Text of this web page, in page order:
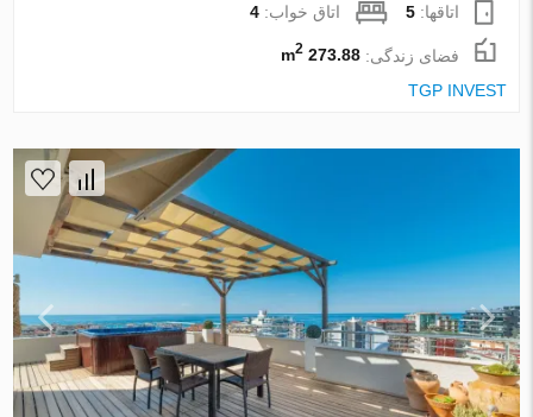
اتاقها:5 اتاق خواب:4
فضای زندگی:273.88 m
2
TGP INVEST